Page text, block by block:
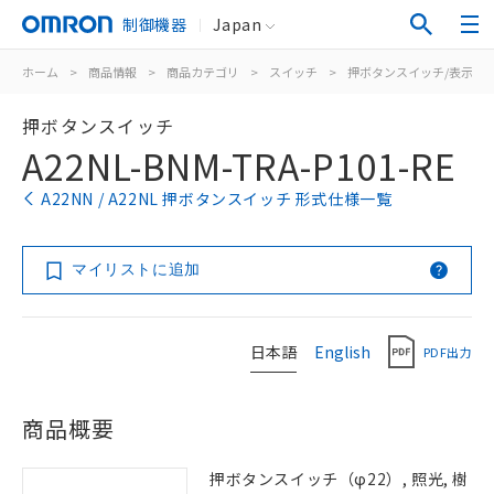
制御機器 Japan
ホーム > 商品情報 > 商品カテゴリ > スイッチ > 押ボタンスイッチ/表示灯
押ボタンスイッチ
A22NL-BNM-TRA-P101-RE
A22NN / A22NL 押ボタンスイッチ 形式仕様一覧
マイリストに追加
日本語 English PDF出力
商品概要
押ボタンスイッチ（φ22）, 照光, 樹